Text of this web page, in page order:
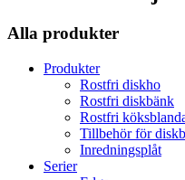
Alla produkter
Produkter
Rostfri diskho
Rostfri diskbänk
Rostfri
Tillbehör för
Inredningsplåt
Serier